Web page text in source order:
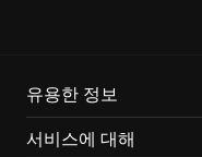
게 해석한 35개의 리
자신에게 딱 맞는 '맞
임을 즐길 수 있습니다.
유용한 정보
서비스에 대해